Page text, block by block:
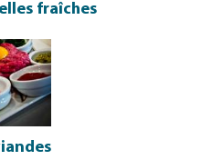
fraîches